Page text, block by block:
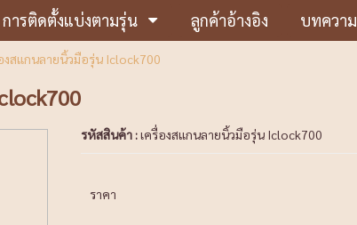
การติดตั้งแบ่งตามรุ่น ลูกค้าอ้างอิง บทความ
งสแกนลายนิ้วมือรุ่น Iclock700
รหัสสินค้า :เครื่องสแกนลายนิ้วมือรุ่น Iclock700
ราคา